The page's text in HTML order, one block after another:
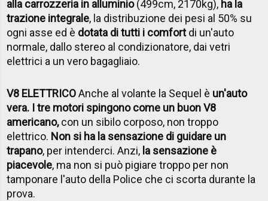
alla carrozzeria in alluminio(499cm, 2170kg), ha la
trazione integrale, la distribuzione dei pesi al 50% su
ogni asse ed è dotata di tutti i comfortdi un'auto
normale, dallo stereo al condizionatore, dai vetri
elettrici a un vero bagagliaio.
V8 ELETTRICOAnche al volante la Sequel è un'auto
vera. I tre motori spingono come un buon V8
americano,con un sibilo corposo, non troppo
elettrico. Non si ha la sensazione di guidare un
trapano, per intenderci. Anzi, la sensazione è
piacevole, ma non si può pigiare troppo per non
tamponare l'auto della Police che ci scorta durante la
prova.